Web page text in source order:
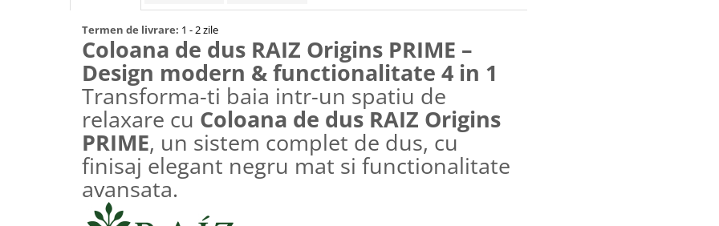
Aparate de tuns & ras
Cantare corporale
Mobilier pentru baie
Dulapuri baie
Termen de livrare: 1 - 2 zile
Coloana de dus RAIZ Origins PRIME –
Design modern & functionalitate 4 in 1
Transforma-ti baia intr-un spatiu de
relaxare cu Coloana de dus RAIZ Origins
PRIME, un sistem complet de dus, cu
finisaj elegant negru mat si functionalitate
avansata.